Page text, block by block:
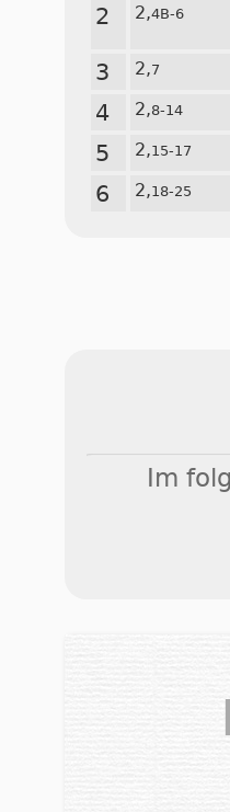
2 2,4B-6
3 2,7
4 2,8-14
5 2,15-17
6 2,18-25
Im